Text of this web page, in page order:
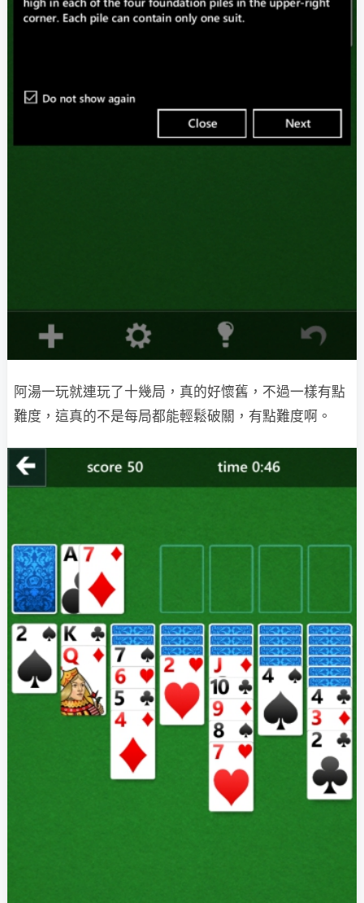
阿湯一玩就連玩了十幾局，真的好懷舊，不過一樣有點
難度，這真的不是每局都能輕鬆破關，有點難度啊。